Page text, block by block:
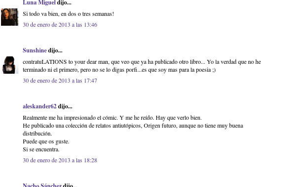
Luna Migueldijo...
Si todo va bien, en dos o tres semanas!
30 de enero de 2013 a las 13:46
Sunshinedijo...
contratuLATIONS to your dear man, que veo que ya ha publicado otro libro... Yo la verdad que no he
terminado ni el primero, pero no se lo digas porfi...es que soy mas para la poesia ;)
30 de enero de 2013 a las 17:47
aleskander62dijo...
Realmente me ha impresionado el cómic. Y me he reído. Hay que verlo bien.
He publicado una colección de relatos antiutópicos, Origen futuro, aunque no tiene muy buena
distribución.
Puede que os guste.
Si se encuentra.
30 de enero de 2013 a las 18:28